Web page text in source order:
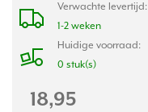
Verwachte levertijd:
1-2 weken
Huidige voorraad:
0 stuk(s)
18,95